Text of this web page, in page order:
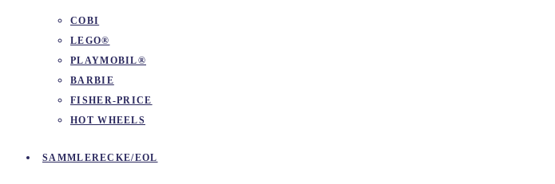
COBI
LEGO®
PLAYMOBIL®
BARBIE
FISHER-PRICE
HOT WHEELS
SAMMLERECKE/EOL